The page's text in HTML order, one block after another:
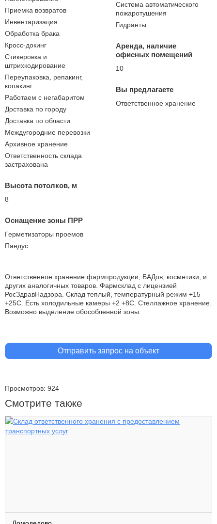
Приемка возвратов
Инвентаризация
Обработка брака
Кросс-докинг
Стикеровка и
штрихкодирование
Переупаковка, репакинг,
копакинг
Работаем с негабаритом
Доставка по городу
Доставка по области
Междугородние перевозки
Архивное хранение
Ответственность склада
застрахована
Высота потолков, м
8
Оснащение зоны ПРР
Герметизаторы проемов
Пандус
Система автоматического
пожаротушения
Гидранты
Аренда, наличие
офисных помещений
10
Вы предлагаете
Ответственное хранение
Ответственное хранение фармпродукции, БАДов, косметики, и
других аналогичных товаров. Фармсклад с лицензией
РосЗдравНадзора. Склад теплый, температурный режим +15
+25С. Есть холодильные камеры +2 +8С. Стеллажное хранение.
Возможно выделение обособленной зоны.
Отправить запрос на объект
Просмотров: 924
Смотрите также